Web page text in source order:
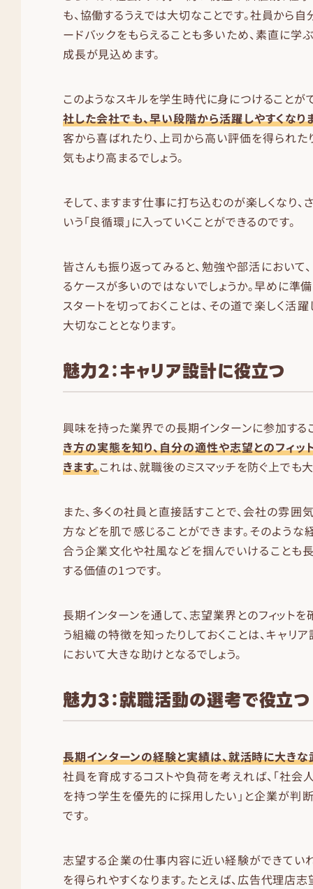
も、協働するうえでは大切なことです。社員から
ードバックをもらえることも多いため、素直に学
成長が見込めます。
このようなスキルを学生時代に身につけることが
社した会社でも、早い段階から活躍しやすくなり
客から喜ばれたり、上司から高い評価を得られた
気もより高まるでしょう。
そして、ますます仕事に打ち込むのが楽しくなり
いう「良循環」に入っていくことができるのです。
皆さんも振り返ってみると、勉強や部活において
るケースが多いのではないでしょうか。早めに準
スタートを切っておくことは、その道で楽しく活
大切なこととなります。
魅力2：キャリア設計に役立つ
興味を持った業界での長期インターンに参加する
き方の実態を知り、自分の適性や志望とのフィッ
きます。これは、就職後のミスマッチを防ぐ上でも
また、多くの社員と直接話すことで、会社の雰囲
方などを肌で感じることができます。そのような
合う企業文化や社風などを掴んでいけることも
する価値の1つです。
長期インターンを通して、志望業界とのフィット
う組織の特徴を知ったりしておくことは、キャリ
において大きな助けとなるでしょう。
魅力3：就職活動の選考で役立つ
長期インターンの経験と実績は、就活時に大きな
社員を育成するコストや負荷を考えれば、「社会
を持つ学生を優先的に採用したい」と企業が判
です。
志望する企業の仕事内容に近い経験ができてい
を得られやすくなります。たとえば、広告代理店